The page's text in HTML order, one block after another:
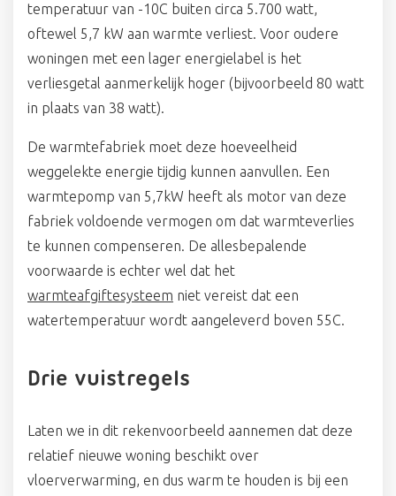
temperatuur van -10C buiten circa 5.700 watt,
oftewel 5,7 kW aan warmte verliest. Voor oudere
woningen met een lager energielabel is het
verliesgetal aanmerkelijk hoger (bijvoorbeeld 80 watt
in plaats van 38 watt).
De warmtefabriek moet deze hoeveelheid
weggelekte energie tijdig kunnen aanvullen. Een
warmtepomp van 5,7kW heeft als motor van deze
fabriek voldoende vermogen om dat warmteverlies
te kunnen compenseren. De allesbepalende
voorwaarde is echter wel dat het
warmteafgiftesysteem niet vereist dat een
watertemperatuur wordt aangeleverd boven 55C.
Drie vuistregels
Laten we in dit rekenvoorbeeld aannemen dat deze
relatief nieuwe woning beschikt over
vloerverwarming, en dus warm te houden is bij een